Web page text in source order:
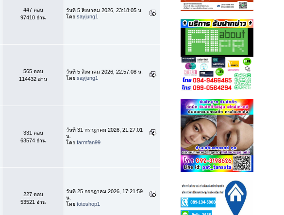
447 ตอบ
97410 อ่าน
วันที่ 5 สิงหาคม 2026, 23:18:05 น.
โดย sayjung1
565 ตอบ
114432 อ่าน
วันที่ 5 สิงหาคม 2026, 22:57:08 น.
โดย sayjung1
331 ตอบ
63574 อ่าน
วันที่ 31 กรกฎาคม 2026, 21:27:01
น.
โดย farmfan99
227 ตอบ
53521 อ่าน
วันที่ 25 กรกฎาคม 2026, 17:21:59
น.
โดย totoshop1